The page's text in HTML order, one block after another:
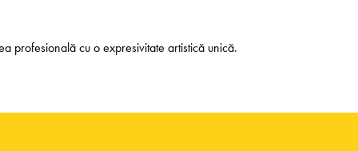
profesională cu o expresivitate artistică unică.